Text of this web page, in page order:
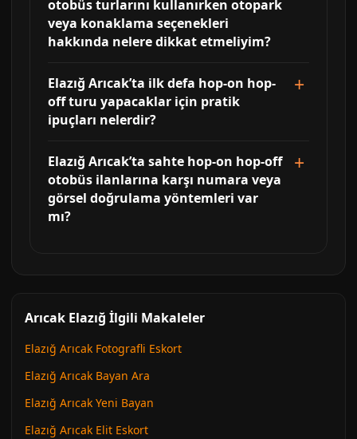
otobüs turlarını kullanırken otopark
veya konaklama seçenekleri
hakkında nelere dikkat etmeliyim?
Elazığ Arıcak’ta ilk defa hop-on hop-
off turu yapacaklar için pratik
ipuçları nelerdir?
Elazığ Arıcak’ta sahte hop-on hop-off
otobüs ilanlarına karşı numara veya
görsel doğrulama yöntemleri var
mı?
Arıcak Elazığ İlgili Makaleler
Elazığ Arıcak Fotografli Eskort
Elazığ Arıcak Bayan Ara
Elazığ Arıcak Yeni Bayan
Elazığ Arıcak Elit Eskort